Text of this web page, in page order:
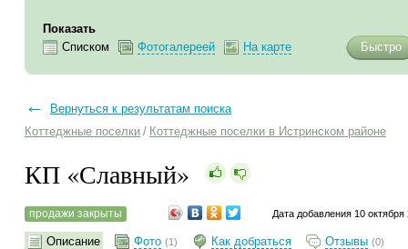
Показать
Списком
Фотогалереей На карте Быстро
←
Вернуться к результатам поиска
Коттеджные поселки / Коттеджные поселки в Истринском районе
КП «Славный»
продажи закрыты Дата добавления 10 октября
Описание Фото (1) Как добраться Отзывы (0)